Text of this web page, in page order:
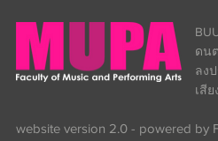
ดน
ลง
เสี
website version 2.0 - powered by